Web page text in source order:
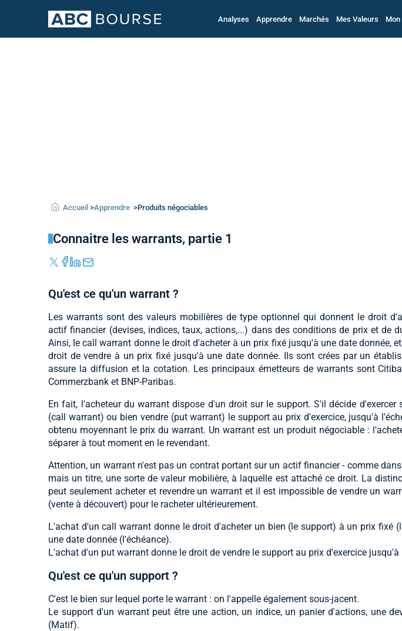
Analyses Apprendre Marchés Mes Valeurs
Accueil >Apprendre >Produits négociables
Connaitre les warrants, partie 1
Qu'est ce qu'un warrant ?
Les warrants sont des valeurs mobilières de type optionnel qui donnent le droit
actif financier (devises, indices, taux, actions,...) dans des conditions de prix et de
Ainsi, le call warrant donne le droit d'acheter à un prix fixé jusqu'à une date donnée,
droit de vendre à un prix fixé jusqu'à une date donnée. Ils sont crées par un
assure la diffusion et la cotation. Les principaux émetteurs de warrants sont
Commerzbank et BNP-Paribas.
En fait, l'acheteur du warrant dispose d'un droit sur le support. S'il décide d'exercer
(call warrant) ou bien vendre (put warrant) le support au prix d'exercice, jusqu'à
obtenu moyennant le prix du warrant. Un warrant est un produit négociable :
séparer à tout moment en le revendant.
Attention, un warrant n'est pas un contrat portant sur un actif financier - comme
mais un titre, une sorte de valeur mobilière, à laquelle est attaché ce droit. La
peut seulement acheter et revendre un warrant et il est impossible de vendre un
(vente à découvert) pour le racheter ultérieurement.
L'achat d'un call warrant donne le droit d'acheter un bien (le support) à un prix fixé
une date donnée (l'échéance).
L'achat d'un put warrant donne le droit de vendre le support au prix d'exercice jusqu'à
Qu'est ce qu'un support ?
C'est le bien sur lequel porte le warrant : on l'appelle également sous-jacent.
Le support d'un warrant peut être une action, un indice, un panier d'actions, une
(Matif).